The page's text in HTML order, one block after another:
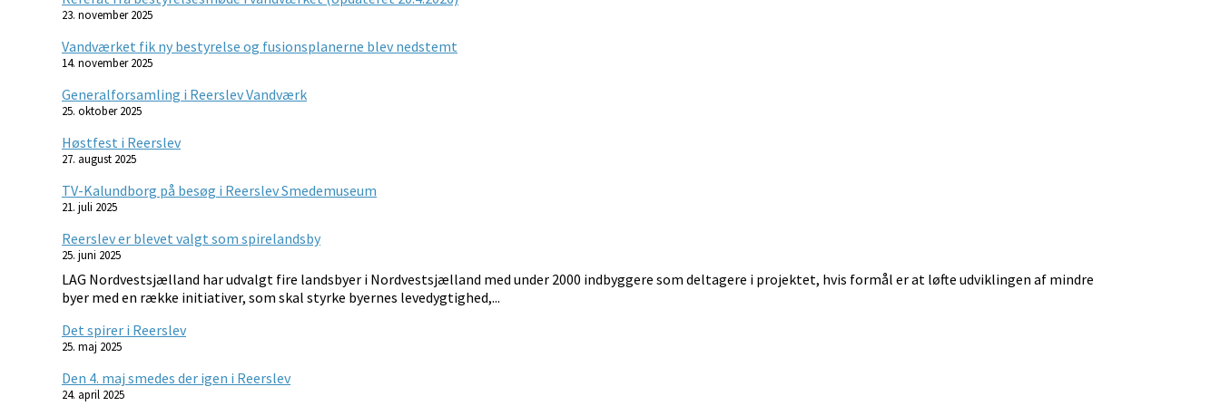
23. november 2025
Vandværket fik ny bestyrelse og fusionsplanerne blev nedstemt
14. november 2025
Generalforsamling i Reerslev Vandværk
25. oktober 2025
Høstfest i Reerslev
27. august 2025
TV-Kalundborg på besøg i Reerslev Smedemuseum
21. juli 2025
Reerslev er blevet valgt som spirelandsby
25. juni 2025
LAG Nordvestsjælland har udvalgt fire landsbyer i Nordvestsjælland med under 2000 indbyggere som deltagere i projektet, hvis formål er at løfte udviklingen af mindre
byer med en række initiativer, som skal styrke byernes levedygtighed,...
Det spirer i Reerslev
25. maj 2025
Den 4. maj smedes der igen i Reerslev
24. april 2025